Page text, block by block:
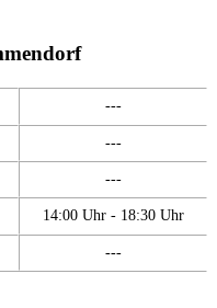
---
---
---
14:00 Uhr - 18:30 Uhr
---